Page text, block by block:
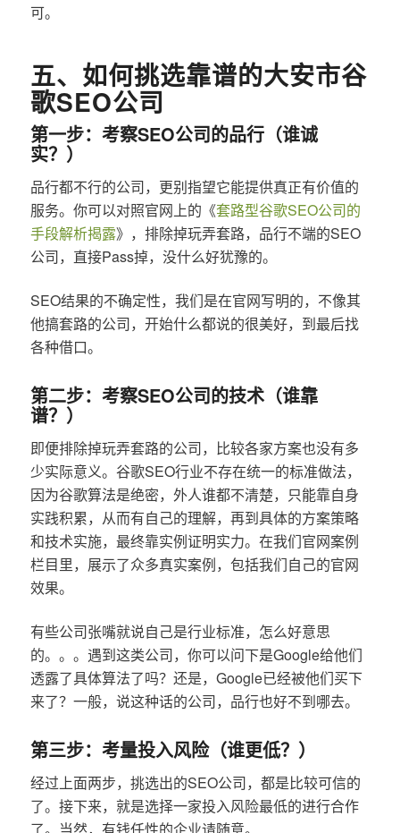
可。
五、如何挑选靠谱的大安市谷
歌SEO公司
第一步：考察SEO公司的品行（谁诚
实？）
品行都不行的公司，更别指望它能提供真正有价值的
服务。你可以对照官网上的《套路型谷歌SEO公司的
手段解析揭露》，排除掉玩弄套路，品行不端的SEO
公司，直接Pass掉，没什么好犹豫的。
SEO结果的不确定性，我们是在官网写明的，不像其
他搞套路的公司，开始什么都说的很美好，到最后找
各种借口。
第二步：考察SEO公司的技术（谁靠
谱？）
即便排除掉玩弄套路的公司，比较各家方案也没有多
少实际意义。谷歌SEO行业不存在统一的标准做法，
因为谷歌算法是绝密，外人谁都不清楚，只能靠自身
实践积累，从而有自己的理解，再到具体的方案策略
和技术实施，最终靠实例证明实力。在我们官网案例
栏目里，展示了众多真实案例，包括我们自己的官网
效果。
有些公司张嘴就说自己是行业标准，怎么好意思
的。。。遇到这类公司，你可以问下是Google给他们
透露了具体算法了吗？还是，Google已经被他们买下
来了？一般，说这种话的公司，品行也好不到哪去。
第三步：考量投入风险（谁更低？）
经过上面两步，挑选出的SEO公司，都是比较可信的
了。接下来，就是选择一家投入风险最低的进行合作